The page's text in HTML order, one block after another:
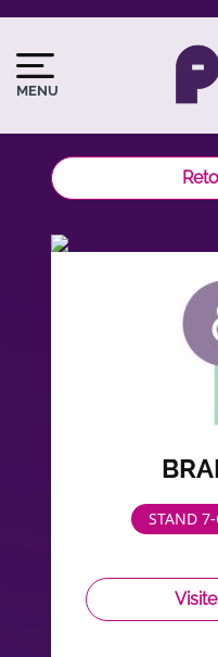
Aller
contenu
principal
MENU
Image
du
logo
Image
STAND